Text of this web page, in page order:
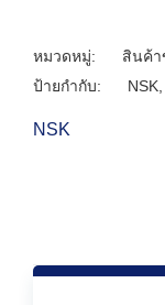
หมวดหมู่: สินค้า
ป้ายกำกับ:
NSK
NSK